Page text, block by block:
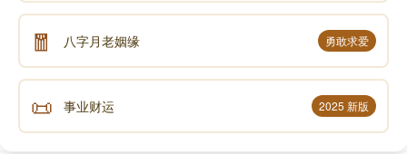
🧧 八字月老姻缘 勇敢求爱
📜 事业财运 2025 新版